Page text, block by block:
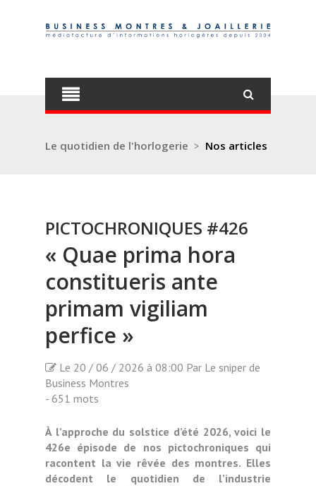
Le quotidien de l'horlogerie > Nos articles
PICTOCHRONIQUES #426
« Quae prima hora
constitueris ante
primam vigiliam
perfice »
Le 20 / 06 / 2026 à 08:00 Par Le sniper de
Business Montres
- 651 mots
À l’approche du solstice d’été 2026, voici le
426e épisode de nos pictochroniques qui
racontent la vie rêvée des montres. Elles
décodent le quotidien de l’industrie